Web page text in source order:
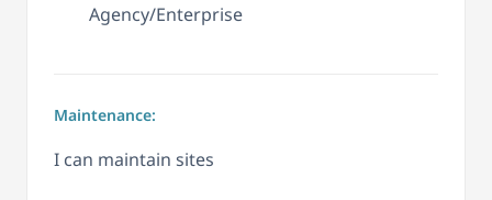
Agency/Enterprise
Maintenance:
I can maintain sites